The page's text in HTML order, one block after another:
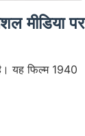
मीडिया पर
यह फिल्म 1940